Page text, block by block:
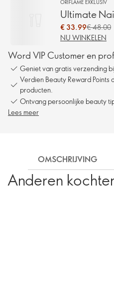
ORIFLAME EXKLUSIV
Ultimate
€ 33.99€ 48.00
NU WINKELEN
Word VIP Customer en
Geniet van gratis verzending
Verdien Beauty Reward Points
producten.
Ontvang persoonlijke beauty
Lees meer
OMSCHRIJVING
Anderen